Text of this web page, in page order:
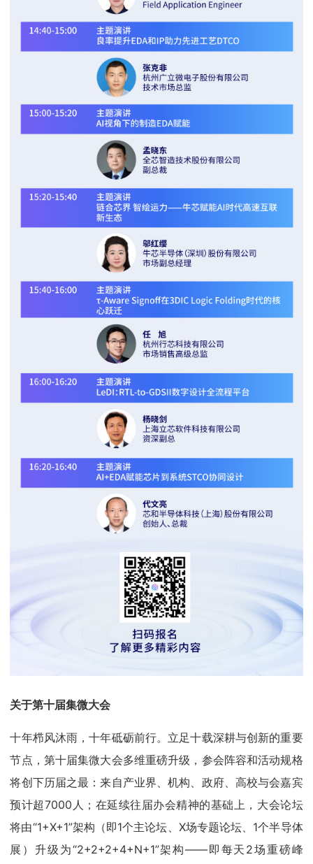
关于第十届集微大会
十年栉风沐雨，十年砥砺前行。立足十载深耕与创新的重要
节点，第十届集微大会多维重磅升级，参会阵容和活动规格
将创下历届之最：来自产业界、机构、政府、高校与会嘉宾
预计超7000人；在延续往届办会精神的基础上，大会论坛
将由“1+X+1”架构（即1个主论坛、X场专题论坛、1个半导体
展）升级为“2+2+2+4+N+1”架构——即每天2场重磅峰